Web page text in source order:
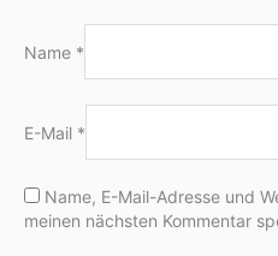
Name *
E-Mail *
Name, E-Mail-Adresse und
meinen nächsten Kommentar